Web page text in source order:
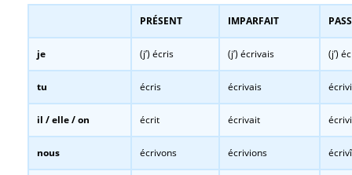
PRÉSENT IMPARFAIT
je (j’) écris (j’) écrivais (j’)
tu écris écrivais
il / elle / on écrit écrivait
nous écrivons écrivions